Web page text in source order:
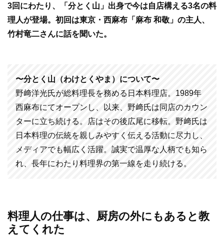
o
k
3回にわたり、「分とく山」出身で今は自店構える3名の料
理人が登場。初回は東京・西麻布「麻布 和敬」の主人、
竹村竜二さんに話を聞いた。
〜分とく山（わけとくやま）について〜
野﨑洋光氏が総料理長を務める日本料理店。1989年
西麻布にてオープンし、以来、野﨑氏は同店のカウン
ターに立ち続ける。店はその後広尾に移転。野﨑氏は
日本料理の伝統を親しみやすく伝える活動に尽力し、
メディアでも幅広く活躍。誠実で温厚な人柄でも知ら
れ、長年にわたり料理界の第一線を走り続ける。
料理人の仕事は、厨房の外にもあると教
えてくれた